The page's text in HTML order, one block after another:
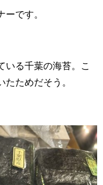
です。
いる千葉の海苔。こ
ためだそう。